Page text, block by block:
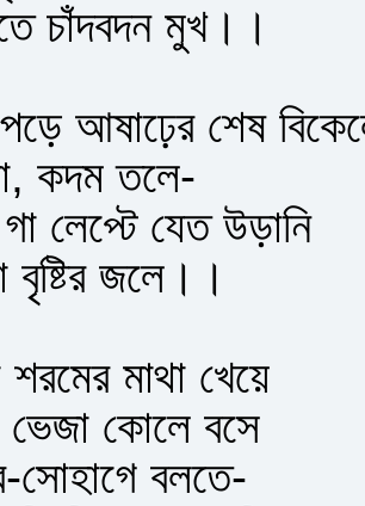
চাঁদবদন মুখ।।
আষাঢ়ের শেষ
কদম তলে-
গা লেপ্টে যেত উড়ানি
বৃষ্টির জলে।।
শরমের মাথা খেয়ে
ভেজা কোলে বসে
বলতে-